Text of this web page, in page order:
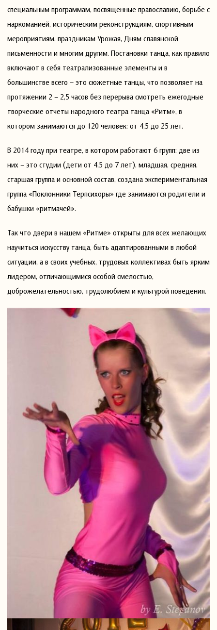
специальным программам, посвященные православию, борьбе с
наркоманией, историческим реконструкциям, спортивным
мероприятиям, праздникам Урожая, Дням славянской
письменности и многим другим. Постановки танца, как правило
включают в себя театрализованные элементы и в
большинстве всего – это сюжетные танцы, что позволяет на
протяжении 2 – 2,5 часов без перерыва смотреть ежегодные
творческие отчеты народного театра танца «Ритм», в
котором занимаются до 120 человек: от 4,5 до 25 лет.
В 2014 году при театре, в котором работают 6 групп: две из
них – это студии (дети от 4,5 до 7 лет), младшая, средняя,
старшая группа и основной состав, создана экспериментальная
группа «Поклонники Терпсихоры» где занимаются родители и
бабушки «ритмачей».
Так что двери в нашем «Ритме» открыты для всех желающих
научиться искусству танца, быть адаптированными в любой
ситуации, а в своих учебных, трудовых коллективах быть ярким
лидером, отличающимися особой смелостью,
доброжелательностью, трудолюбием и культурой поведения.